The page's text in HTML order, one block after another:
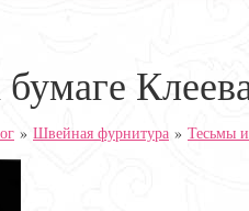
» Швейная фурнитура » Тесьмы